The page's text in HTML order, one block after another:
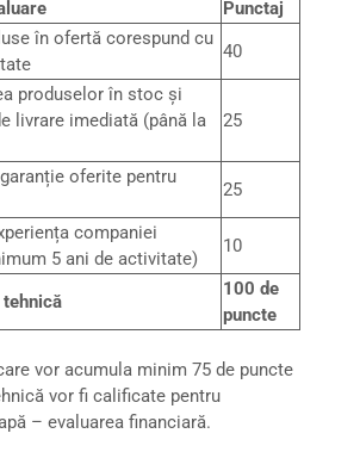
Punctaj
în ofertă corespund cu
40
produselor în stoc și
livrare imediată (până la
25
oferite pentru
25
companiei
5 ani de activitate)
10
tehnică
100 de
puncte
vor acumula minim 75 de puncte
vor fi calificate pentru
– evaluarea financiară.